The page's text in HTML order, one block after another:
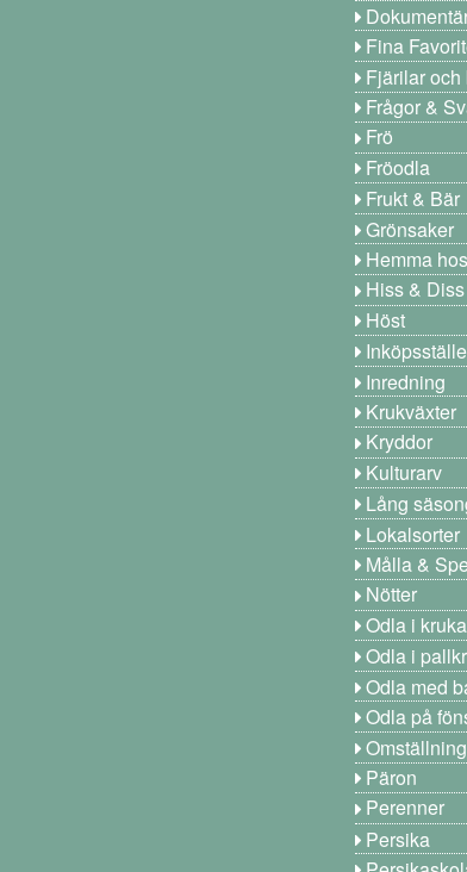
Fina
Fjärilar och
Frågor &
Frö
Fröodla
Frukt & Bär
Grönsaker
Hemma
Hiss & Diss
Höst
Inredning
Krukväxter
Kryddor
Kulturarv
Lång
Lokalsorter
Målla &
Nötter
Odla i kruka
Odla i
Odla med
Odla på
Omställning
Päron
Perenner
Persika